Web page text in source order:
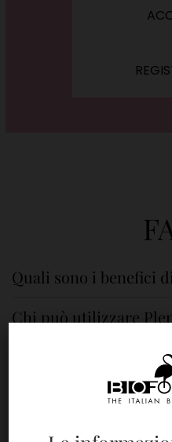
Quali sono i benefici
Chi può utilizzare
Come funziona il
Plenhyage XL?